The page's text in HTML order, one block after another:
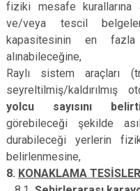
fiziki mesafe kurallarına
ve/veya tescil
kapasitesinin en
alınabileceğine,
Raylı sistem araçları
seyreltilmiş/kaldırılmış
yolcu sayısını
görebileceği şekilde
durabileceği yerlerin
belirlenmesine,
8. KONAKLAMA